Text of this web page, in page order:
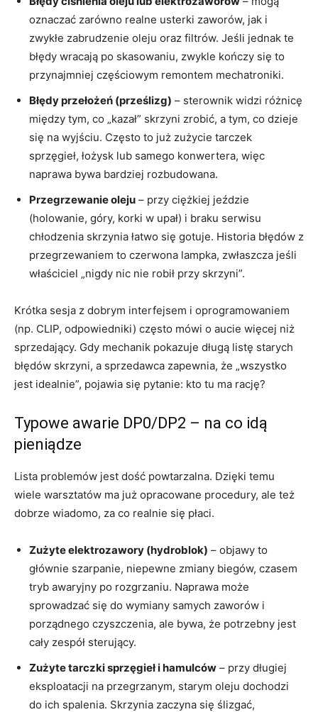
oznaczać zarówno realne usterki zaworów, jak i
zwykłe zabrudzenie oleju oraz filtrów. Jeśli jednak te
błędy wracają po skasowaniu, zwykle kończy się to
przynajmniej częściowym remontem mechatroniki.
Błędy przełożeń (prześlizg) – sterownik widzi różnicę
między tym, co „kazał” skrzyni zrobić, a tym, co dzieje
się na wyjściu. Często to już zużycie tarczek
sprzęgieł, łożysk lub samego konwertera, więc
naprawa bywa bardziej rozbudowana.
Przegrzewanie oleju – przy ciężkiej jeździe
(holowanie, góry, korki w upał) i braku serwisu
chłodzenia skrzynia łatwo się gotuje. Historia błędów z
przegrzewaniem to czerwona lampka, zwłaszcza jeśli
właściciel „nigdy nic nie robił przy skrzyni”.
Krótka sesja z dobrym interfejsem i oprogramowaniem
(np. CLIP, odpowiedniki) często mówi o aucie więcej niż
sprzedający. Gdy mechanik pokazuje długą listę starych
błędów skrzyni, a sprzedawca zapewnia, że „wszystko
jest idealnie”, pojawia się pytanie: kto tu ma rację?
Typowe awarie DP0/DP2 – na co idą
pieniądze
Lista problemów jest dość powtarzalna. Dzięki temu
wiele warsztatów ma już opracowane procedury, ale też
dobrze wiadomo, za co realnie się płaci.
Zużyte elektrozawory (hydroblok) – objawy to
głównie szarpanie, niepewne zmiany biegów, czasem
tryb awaryjny po rozgrzaniu. Naprawa może
sprowadzać się do wymiany samych zaworów i
porządnego czyszczenia, ale bywa, że potrzebny jest
cały zespół sterujący.
Zużyte tarczki sprzęgieł i hamulców – przy długiej
eksploatacji na przegrzanym, starym oleju dochodzi
do ich spalenia. Skrzynia zaczyna się ślizgać,